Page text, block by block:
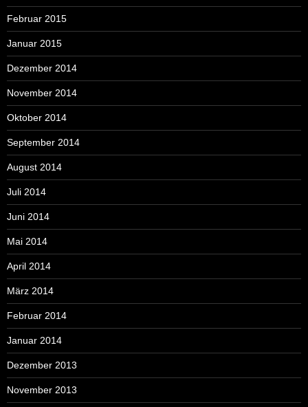
Februar 2015
Januar 2015
Dezember 2014
November 2014
Oktober 2014
September 2014
August 2014
Juli 2014
Juni 2014
Mai 2014
April 2014
März 2014
Februar 2014
Januar 2014
Dezember 2013
November 2013